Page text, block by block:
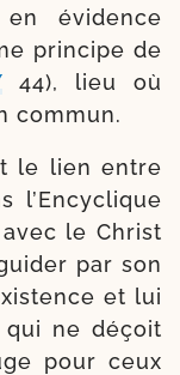
évi­dence
prin­cipe de
44), lieu où
commun.
le lien entre
l’Encyclique
le Christ
par son
et lui
qui ne déçoit
pour ceux